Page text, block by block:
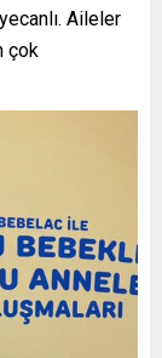
Aileler
çok